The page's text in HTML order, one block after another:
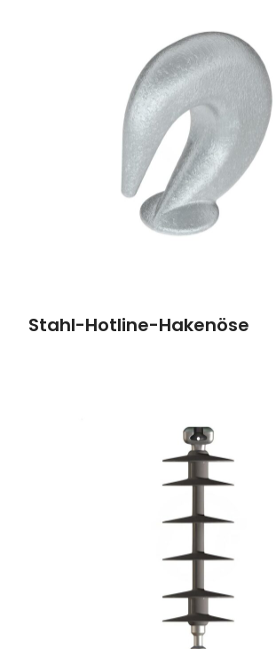
Stahl-Hotline-Hakenöse